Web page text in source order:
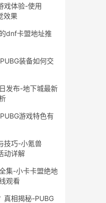
戏体验-使用
效果
dnf卡盟地址推
装备如何交
发布-地下城最新
游戏特色有
技巧-小氪兽
动详解
集-小卡卡盟绝地
观看
真相揭秘-PUBG